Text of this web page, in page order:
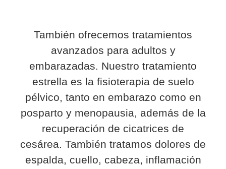
También ofrecemos tratamientos
avanzados para adultos y
embarazadas. Nuestro tratamiento
estrella es la fisioterapia de suelo
pélvico, tanto en embarazo como en
posparto y menopausia, además de la
recuperación de cicatrices de
cesárea. También tratamos dolores de
espalda, cuello, cabeza, inflamación